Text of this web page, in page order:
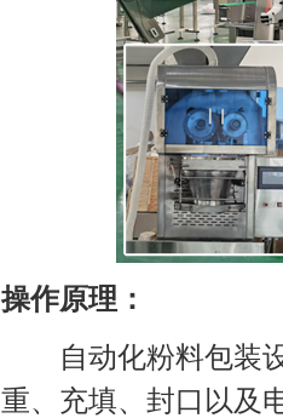
操作原理：
自动化粉料包装设
重、充填、封口以及